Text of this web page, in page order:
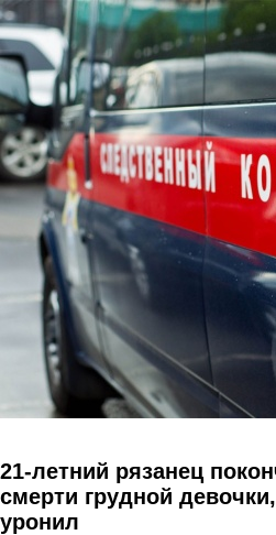
Перейти к основному содержанию
21-летний рязанец
смерти грудной
уронил